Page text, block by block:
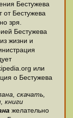
Бестужева
от Бестужева
зря.
Бестужева
жизни и
или
о Бестужева
скачать,
книги
желательно